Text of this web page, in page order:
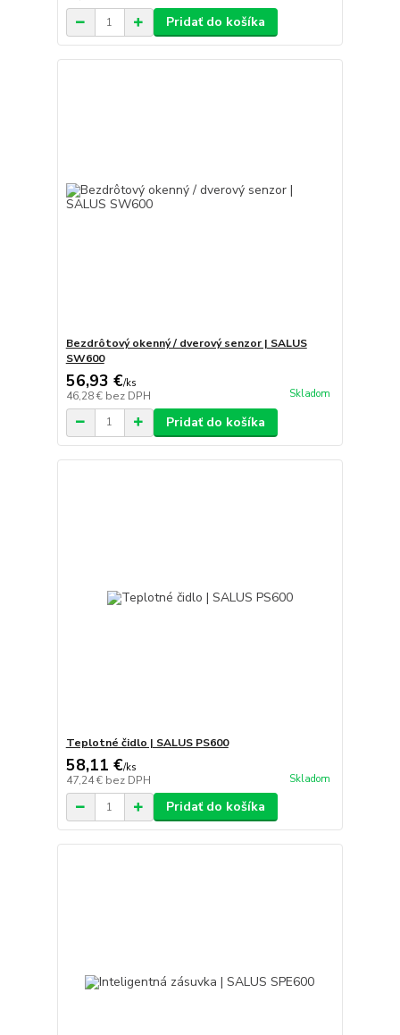
Pridať do košíka
Bezdrôtový okenný / dverový senzor | SALUS
SW600
56,93 €/ks
46,28 € bez DPH Skladom
Pridať do košíka
Teplotné čidlo | SALUS PS600
58,11 €/ks
47,24 € bez DPH Skladom
Pridať do košíka